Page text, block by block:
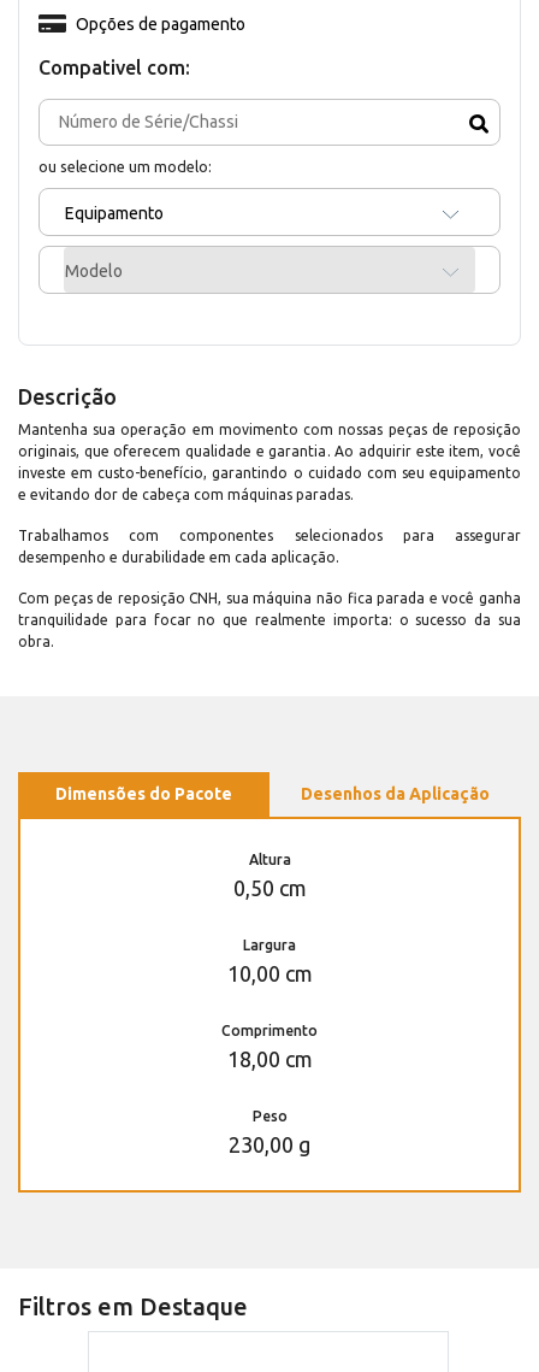
Compativel com:
ou selecione um modelo:
Equipamento
Modelo
Opções de pagamento
Descrição
Mantenha sua operação em movimento com nossas peças de reposição
originais, que oferecem qualidade e garantia. Ao adquirir este item, você
investe em custo-benefício, garantindo o cuidado com seu equipamento
e evitando dor de cabeça com máquinas paradas.
Trabalhamos com componentes selecionados para assegurar
desempenho e durabilidade em cada aplicação.
Com peças de reposição CNH, sua máquina não fica parada e você ganha
tranquilidade para focar no que realmente importa: o sucesso da sua
obra.
Dimensões do Pacote Desenhos da Aplicação
Altura
0,50 cm
Largura
10,00 cm
Comprimento
18,00 cm
Peso
230,00 g
Filtros em Destaque